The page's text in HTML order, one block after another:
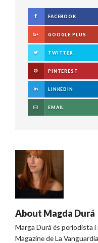
FACEBOOK
GOOGLE PLUS
TWITTER
PINTEREST
LINKEDIN
EMAIL
About Magda Durá
Marga Durá és periodista i
Magazine de La